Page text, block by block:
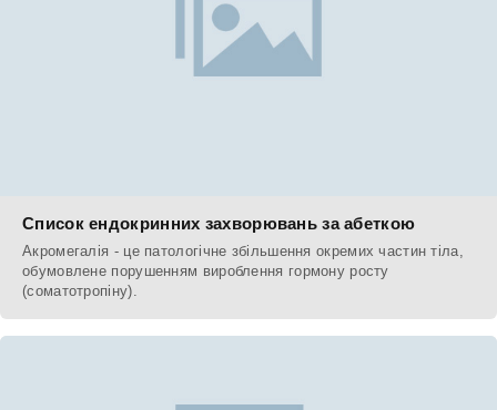
Список ендокринних захворювань за абеткою
Акромегалія - це патологічне збільшення окремих частин тіла,
обумовлене порушенням вироблення гормону росту
(соматотропіну).